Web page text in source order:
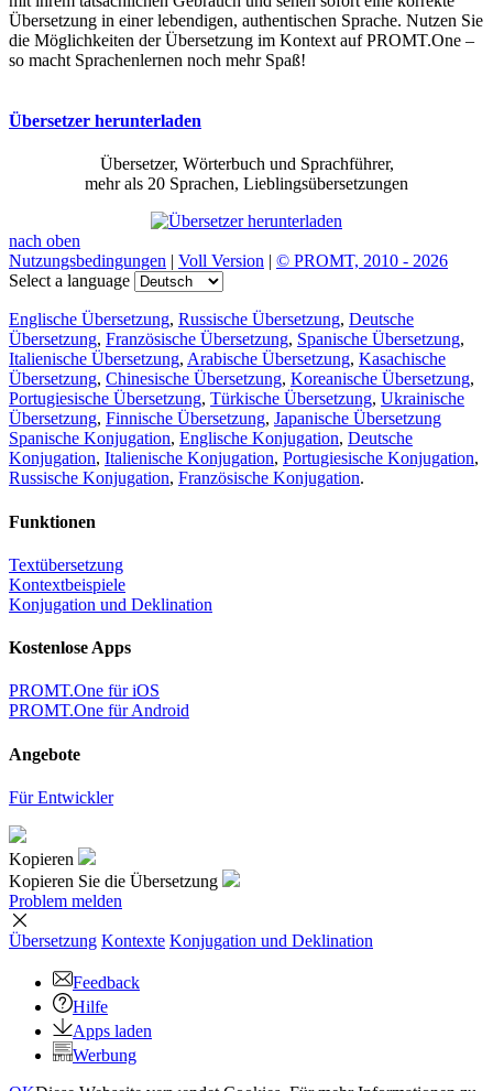
Übersetzung in einer lebendigen, authentischen Sprache. Nutzen Sie
die Möglichkeiten der Übersetzung im Kontext auf PROMT.One –
so macht Sprachenlernen noch mehr Spaß!
Übersetzer herunterladen
Übersetzer, Wörterbuch und Sprachführer,
mehr als 20 Sprachen, Lieblingsübersetzungen
nach oben
Nutzungsbedingungen | Voll Version | © PROMT, 2010 - 2026
Select a language
Englische Übersetzung, Russische Übersetzung, Deutsche
Übersetzung, Französische Übersetzung, Spanische Übersetzung,
Italienische Übersetzung, Arabische Übersetzung, Kasachische
Übersetzung, Chinesische Übersetzung, Koreanische Übersetzung,
Portugiesische Übersetzung, Türkische Übersetzung, Ukrainische
Übersetzung, Finnische Übersetzung, Japanische Übersetzung
Spanische Konjugation, Englische Konjugation, Deutsche
Konjugation, Italienische Konjugation, Portugiesische Konjugation,
Russische Konjugation, Französische Konjugation.
Funktionen
Textübersetzung
Kontextbeispiele
Konjugation und Deklination
Kostenlose Apps
PROMT.One für iOS
PROMT.One für Android
Angebote
Für Entwickler
Kopieren
Kopieren Sie die Übersetzung
Problem melden
Übersetzung Kontexte Konjugation und Deklination
Feedback
Hilfe
Apps laden
Werbung